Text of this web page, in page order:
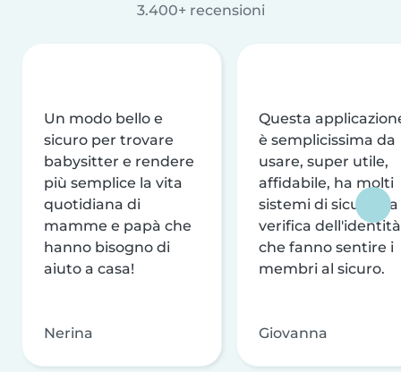
3.400+ recensioni
Un modo bello e
sicuro per trovare
babysitter e rendere
più semplice la vita
quotidiana di
mamme e papà che
hanno bisogno di
aiuto a casa!
Nerina
Questa
è semplicissima da
usare, super utile,
affidabile, ha molti
sistemi di sicurezza
verifica dell'identità
che fanno sentire i
membri al sicuro.
Giovanna